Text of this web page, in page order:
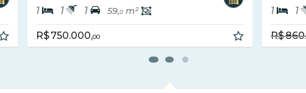
1 1 1 50,
R$ 800.000,
1